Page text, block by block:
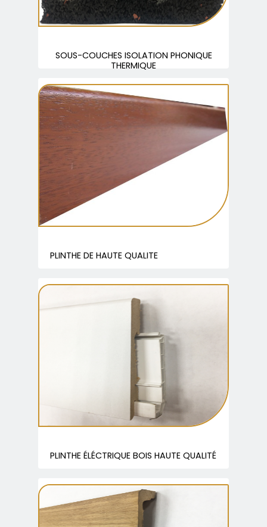
SOUS-COUCHES ISOLATION PHONIQUE
THERMIQUE
PLINTHE DE HAUTE QUALITE
PLINTHE ÉLÉCTRIQUE BOIS HAUTE QUALITÉ